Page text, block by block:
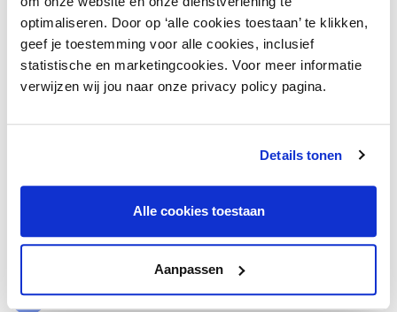
optimaliseren. Door op ‘alle cookies toestaan’ te klikken,
geef je toestemming voor alle cookies, inclusief
statistische en marketingcookies. Voor meer informatie
verwijzen wij jou naar onze privacy policy pagina.
Details tonen
Alle cookies toestaan
Aanpassen
Laad meer
Evenementen